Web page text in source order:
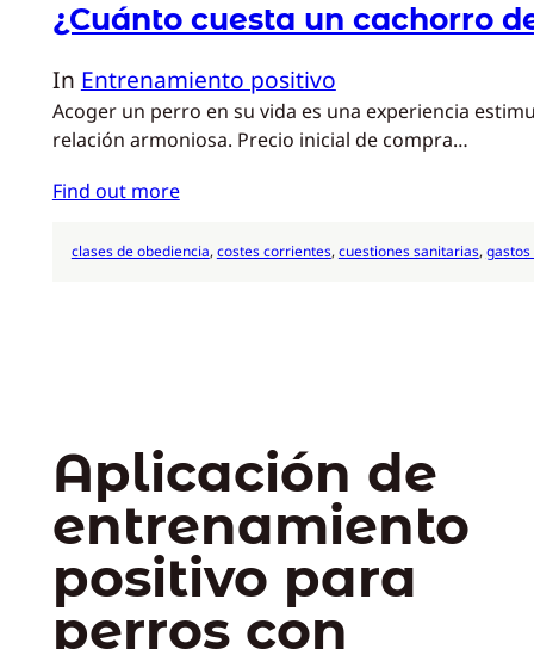
¿Cuánto cuesta un cachorro
In Entrenamiento positivo
Acoger un perro en su vida es una experiencia
relación armoniosa. Precio inicial de compra…
Find out more
clases de obediencia, costes corrientes, cuestiones sanitarias,
Aplicación de
entrenamiento
positivo para
perros con